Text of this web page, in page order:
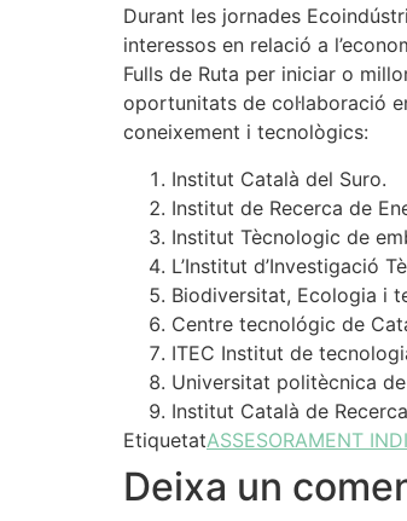
Durant les jornades
interessos en relació a
Fulls de Ruta per iniciar o
oportunitats de col·laboració
coneixement i tecnològics:
Institut Català del Suro.
Institut de Recerca de
Institut Tècnologic de
L’Institut d’Investigació
Biodiversitat, Ecologia i
Centre tecnológic de
ITEC Institut de
Universitat politècnica
Institut Català de
EtiquetatASSESORAMENT
Deixa un